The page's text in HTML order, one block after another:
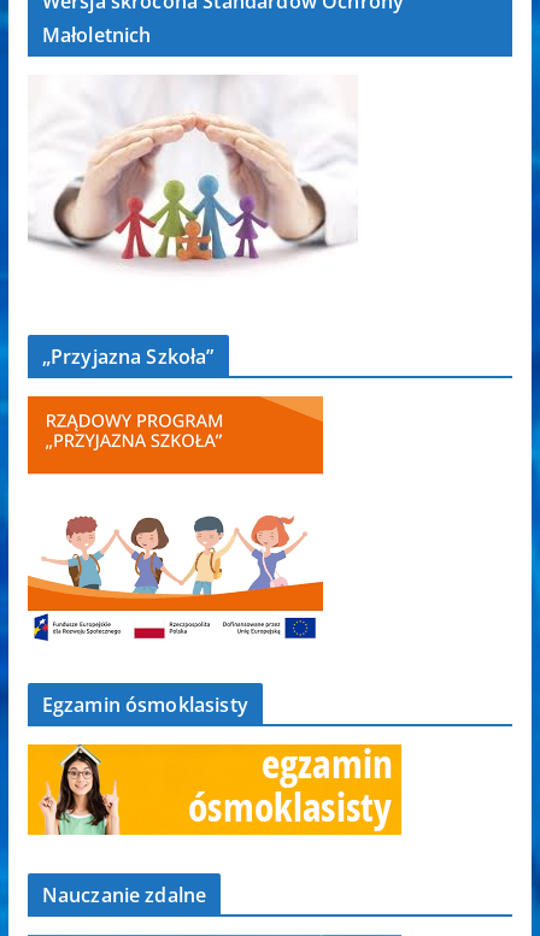
Małoletnich
„Przyjazna Szkoła”
Egzamin ósmoklasisty
Nauczanie zdalne